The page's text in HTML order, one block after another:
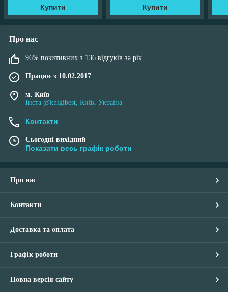
Купити Купити
Про нас
96% позитивних з 136 відгуків за рік
Працює з 10.02.2017
м. Київ
Інста @knigibest, Київ, Україна
Контакти
Сьогодні вихідний
Показати весь графік роботи
Про нас
Контакти
Доставка та оплата
Графік роботи
Повна версія сайту